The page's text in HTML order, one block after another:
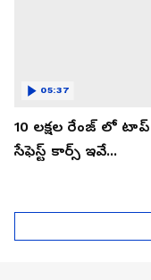
10 లక్షల రేంజ్ లో టాప్
సేఫెస్ట్ కార్స్ ఇవే...
05:37